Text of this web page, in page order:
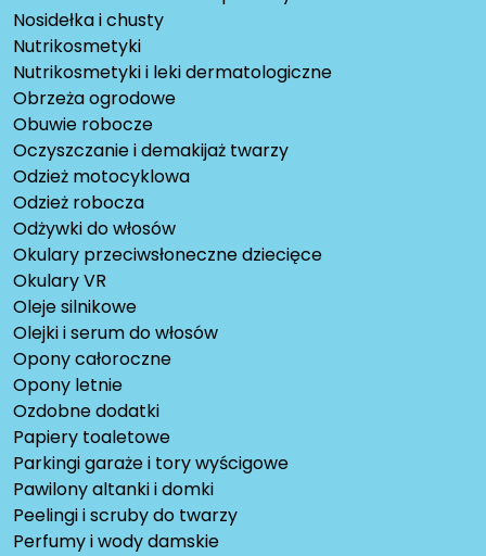
Nosidełka i chusty
Nutrikosmetyki
Nutrikosmetyki i leki dermatologiczne
Obrzeża ogrodowe
Obuwie robocze
Oczyszczanie i demakijaż twarzy
Odzież motocyklowa
Odzież robocza
Odżywki do włosów
Okulary przeciwsłoneczne dziecięce
Okulary VR
Oleje silnikowe
Olejki i serum do włosów
Opony całoroczne
Opony letnie
Ozdobne dodatki
Papiery toaletowe
Parkingi garaże i tory wyścigowe
Pawilony altanki i domki
Peelingi i scruby do twarzy
Perfumy i wody damskie